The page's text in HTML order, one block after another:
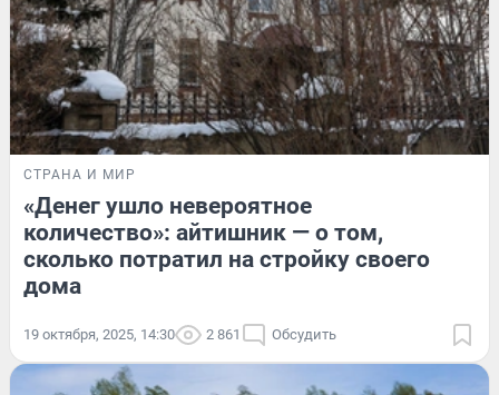
СТРАНА И МИР
«Денег ушло невероятное
количество»: айтишник — о том,
сколько потратил на стройку своего
дома
19 октября, 2025, 14:30 2 861 Обсудить